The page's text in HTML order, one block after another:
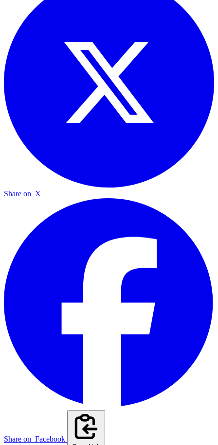
Share on X
Share on Facebook